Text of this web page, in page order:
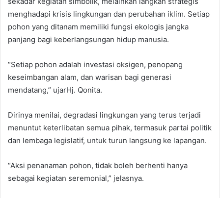
menghadapi krisis lingkungan dan perubahan iklim. Setiap
pohon yang ditanam memiliki fungsi ekologis jangka
panjang bagi keberlangsungan hidup manusia.
“Setiap pohon adalah investasi oksigen, penopang
keseimbangan alam, dan warisan bagi generasi
mendatang,” ujarHj. Qonita.
Dirinya menilai, degradasi lingkungan yang terus terjadi
menuntut keterlibatan semua pihak, termasuk partai politik
dan lembaga legislatif, untuk turun langsung ke lapangan.
“Aksi penanaman pohon, tidak boleh berhenti hanya
sebagai kegiatan seremonial,” jelasnya.